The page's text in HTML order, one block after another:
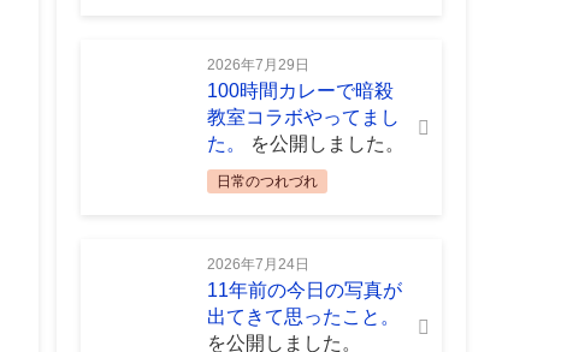
2026年7月29日
100時間カレーで暗殺
教室コラボやってまし
た。
を公開しました。
日常のつれづれ
2026年7月24日
11年前の今日の写真が
出てきて思ったこと。
を公開しました。